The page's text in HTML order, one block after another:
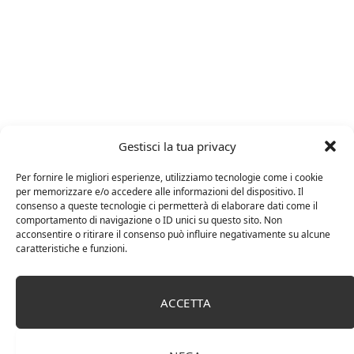
Gestisci la tua privacy
Per fornire le migliori esperienze, utilizziamo tecnologie come i cookie
per memorizzare e/o accedere alle informazioni del dispositivo. Il
consenso a queste tecnologie ci permetterà di elaborare dati come il
comportamento di navigazione o ID unici su questo sito. Non
acconsentire o ritirare il consenso può influire negativamente su alcune
caratteristiche e funzioni.
ACCETTA
Facebook Twitter Pinterest LinkedIn Email